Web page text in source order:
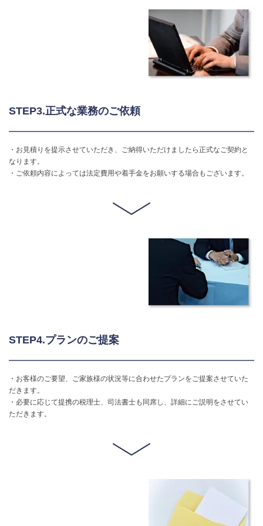
STEP3.正式な業務のご依頼
・お見積りを提示させていただき、ご納得いただけましたら正式なご契約と
なります。
・ご依頼内容によっては法定費用や着手金をお願いする場合もございます。
STEP4.プランのご提案
・お客様のご要望、ご家族様の状況等に合わせたプランをご提案させていた
だきます。
・必要に応じて提携の税理士、司法書士も同席し、詳細にご説明をさせてい
ただきます。